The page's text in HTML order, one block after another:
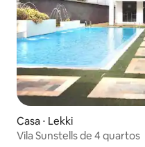
Casa ⋅ Lekki
Vila Sunstells de 4 quartos